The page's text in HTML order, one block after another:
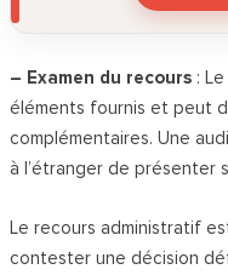
– Examen du recours :
éléments fournis et peut
complémentaires. Une
à l’étranger de présenter
Le recours administratif
contester une décision